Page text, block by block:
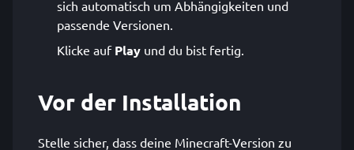
sich automatisch um Abhängigkeiten und
passende Versionen.
Klicke auf Play und du bist fertig.
Vor der Installation
Stelle sicher, dass deine Minecraft-Version zu